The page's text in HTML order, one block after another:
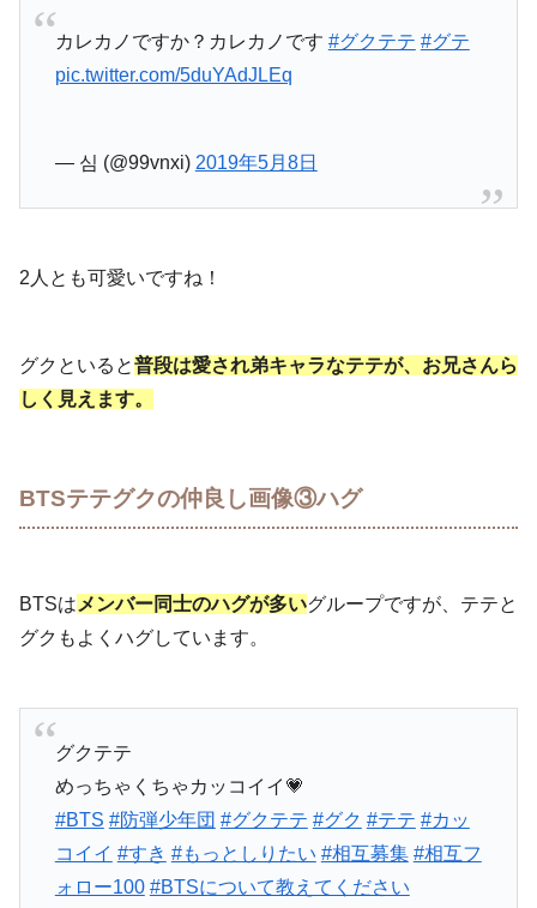
カレカノですか？カレカノです #グクテテ #グテ
pic.twitter.com/5duYAdJLEq
— 심 (@99vnxi) 2019年5月8日
2人とも可愛いですね！
グクといると普段は愛され弟キャラなテテが、お兄さんら
しく見えます。
BTSテテグクの仲良し画像③ハグ
BTSは メンバー同士のハグが多いグループですが、テテと
グクもよくハグしています。
グクテテ
めっちゃくちゃカッコイイ💗
#BTS #防弾少年団 #グクテテ #グク #テテ #カッ
コイイ #すき #もっとしりたい #相互募集 #相互フ
ォロー100 #BTSについて教えてください